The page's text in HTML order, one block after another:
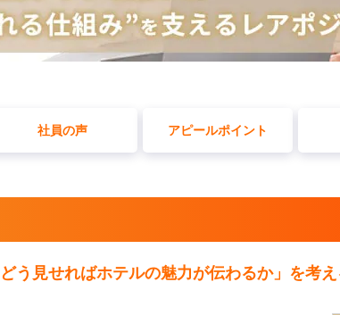
社員の声 アピールポイント
う見せればホテルの魅力が伝わるか」を考